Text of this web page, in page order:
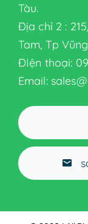
SẢN PHẨM
Thiết bị nhà hàng
LIÊN HỆ
Tàu.
Địa chỉ 2 :
Tam, Tp
ĐIện thoại:
Email: